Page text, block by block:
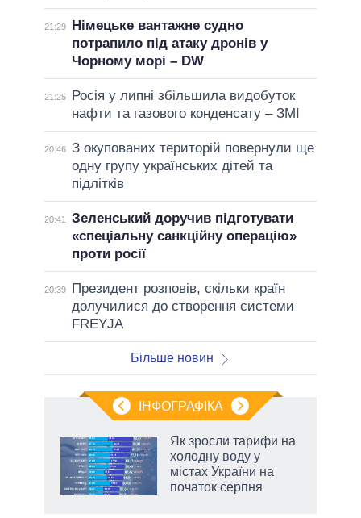
21:29
Німецьке вантажне судно
потрапило під атаку дронів у
Чорному морі – DW
21:25
Росія у липні збільшила видобуток
нафти та газового конденсату – ЗМІ
20:46 З окупованих територій повернули ще
одну групу українських дітей та
підлітків
20:41
Зеленський доручив підготувати
«спеціальну санкційну операцію»
проти росії
20:39
Президент розповів, скільки країн
долучилися до створення системи
FREYJA
Більше новин
ІНФОГРАФІКА
Як зросли тарифи на
холодну воду у
містах України на
початок серпня